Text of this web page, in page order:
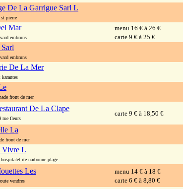
De La Garrigue Sarl L
pierre
Mar
embruns
menu 16 € à 26 €
carte 9 € à 25 €
embruns
De La Mer
front de mer
De La Clape
rue fleurs
carte 9 € à 18,50 €
La
front de mer
Vivre L
rte narbonne plage
Les
vendres
menu 14 € à 18 €
carte 6 € à 8,80 €